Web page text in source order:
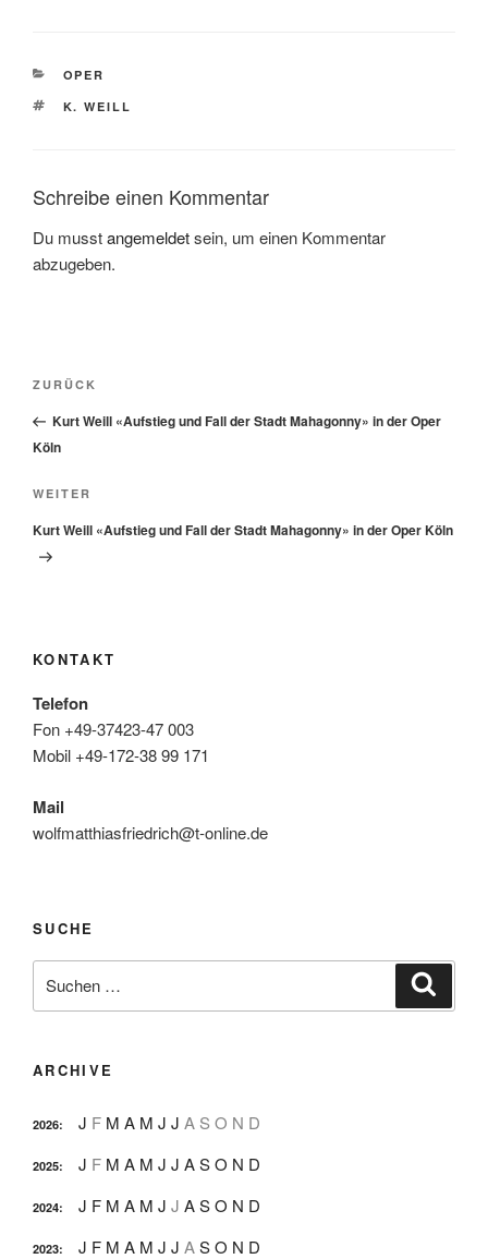
KATEGORIEN
OPER
SCHLAGWÖRTER
K. WEILL
Schreibe einen Kommentar
Du musstangemeldetsein, um einen Kommentar
abzugeben.
Beitragsnavigation
Vorheriger
Beitrag
ZURÜCK
Kurt Weill «Aufstieg und Fall der Stadt Mahagonny» in der Oper
Köln
Nächster
Beitrag
WEITER
Kurt Weill «Aufstieg und Fall der Stadt Mahagonny» in der Oper Köln
KONTAKT
Telefon
Fon +49-37423-47 003
Mobil +49-172-38 99 171
Mail
wolfmatthiasfriedrich@t-online.de
SUCHE
nach:
ARCHIVE
2026: J F M A M J J A S O N D
2025: J F M A M J J ASO N D
2024: J F M A M J J ASO N D
2023: J F M A M J J ASO N D